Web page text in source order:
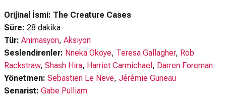
Orijinal İsmi: The Creature Cases
Süre: 28 dakika
Tür: Animasyon, Aksiyon
Seslendirenler: Nneka Okoye, Teresa Gallagher, Rob
Rackstraw, Shash Hira, Harriet Carmichael , Darren Foreman
Yönetmen: Sebastien Le Neve, Jérémie Guneau
Senarist: Gabe Pulliam